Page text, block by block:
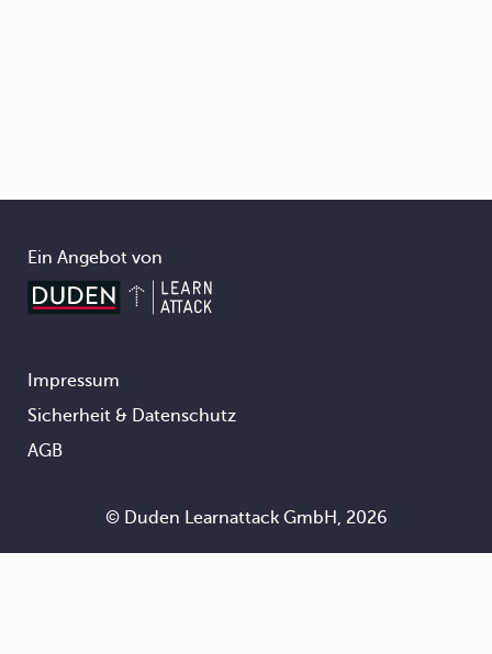
Ein Angebot von
Footer
Impressum
Sicherheit & Datenschutz
AGB
© Duden Learnattack GmbH, 2026